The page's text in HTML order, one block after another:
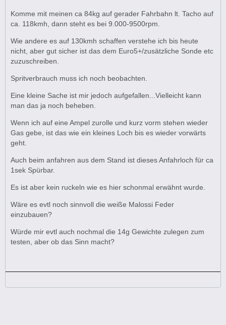
Komme mit meinen ca 84kg auf gerader Fahrbahn lt. Tacho auf
ca. 118kmh, dann steht es bei 9.000-9500rpm.
Wie andere es auf 130kmh schaffen verstehe ich bis heute
nicht, aber gut sicher ist das dem Euro5+/zusätzliche Sonde etc
zuzuschreiben.
Spritverbrauch muss ich noch beobachten.
Eine kleine Sache ist mir jedoch aufgefallen...Vielleicht kann
man das ja noch beheben.
Wenn ich auf eine Ampel zurolle und kurz vorm stehen wieder
Gas gebe, ist das wie ein kleines Loch bis es wieder vorwärts
geht.
Auch beim anfahren aus dem Stand ist dieses Anfahrloch für ca
1sek Spürbar.
Es ist aber kein ruckeln wie es hier schonmal erwähnt wurde.
Wäre es evtl noch sinnvoll die weiße Malossi Feder
einzubauen?
Würde mir evtl auch nochmal die 14g Gewichte zulegen zum
testen, aber ob das Sinn macht?